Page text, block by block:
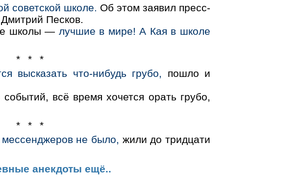
советской школе. Об этом заявил пресс-
Песков.
школы — лучшие в мире! А Кая в школе
* * *
высказать что-нибудь грубо, пошло и
всё время хочется орать грубо,
* * *
не было,
жили до тридцати
анекдоты ещё..